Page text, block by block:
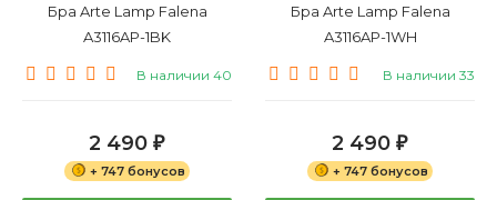
Бра Arte Lamp Falena
A3116AP-1BK
В наличии 40
2 490 ₽
+ 747 бонусов
Бра Arte Lamp Falena
A3116AP-1WH
В наличии 33
2 490 ₽
+ 747 бонусов